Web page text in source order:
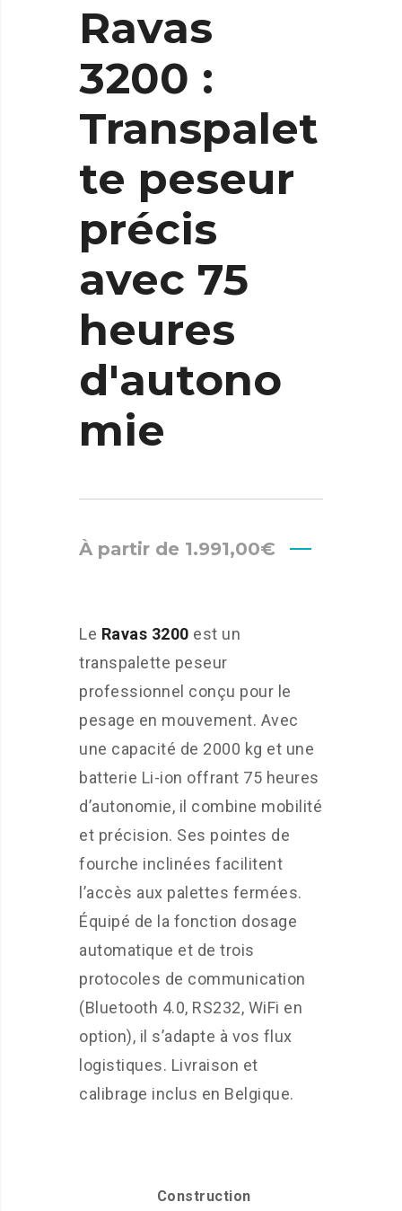
Ravas
3200 :
Transpalet
te peseur
précis
avec 75
heures
d'autono
mie
À partir de 1.991,00€
Le Ravas 3200 est un
transpalette peseur
professionnel conçu pour le
pesage en mouvement. Avec
une capacité de 2000 kg et une
batterie Li-ion offrant 75 heures
d’autonomie, il combine mobilité
et précision. Ses pointes de
fourche inclinées facilitent
l’accès aux palettes fermées.
Équipé de la fonction dosage
automatique et de trois
protocoles de communication
(Bluetooth 4.0, RS232, WiFi en
option), il s’adapte à vos flux
logistiques. Livraison et
calibrage inclus en Belgique.
Construction